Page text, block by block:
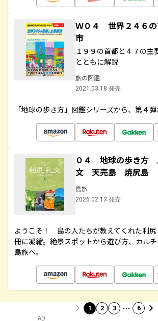
Ｗ０４ 世界２４６の
市
１９９の首都と４７の主
とともに解説
旅の図鑑
2021.03.18 発売
「地球の歩き方」図鑑シリーズから、第４弾
０４ 地球の歩き
文 天売島 焼尻島
島旅
2026.02.13 発売
ようこそ！ 島の人たちが教えてくれた利尻
冊に凝縮。絶景スポットから遊び方、カルチ
島旅へ。
1 2 3 … 6
AD